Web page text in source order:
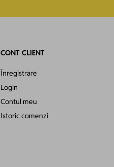
CONT CLIENT
Înregistrare
Login
Contul meu
Istoric comenzi